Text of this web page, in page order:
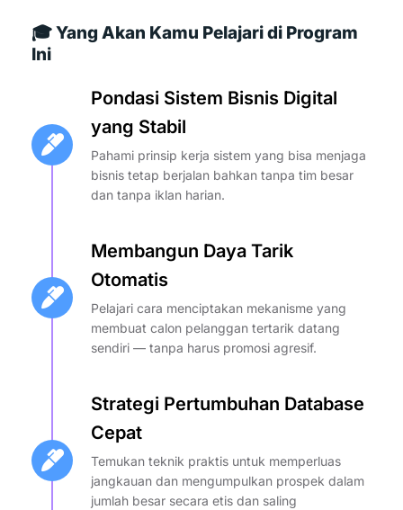
🎓 Yang Akan Kamu Pelajari di Program
Ini
Pondasi Sistem Bisnis Digital
yang Stabil
Pahami prinsip kerja sistem yang bisa menjaga
bisnis tetap berjalan bahkan tanpa tim besar
dan tanpa iklan harian.
Membangun Daya Tarik
Otomatis
Pelajari cara menciptakan mekanisme yang
membuat calon pelanggan tertarik datang
sendiri — tanpa harus promosi agresif.
Strategi Pertumbuhan Database
Cepat
Temukan teknik praktis untuk memperluas
jangkauan dan mengumpulkan prospek dalam
jumlah besar secara etis dan saling